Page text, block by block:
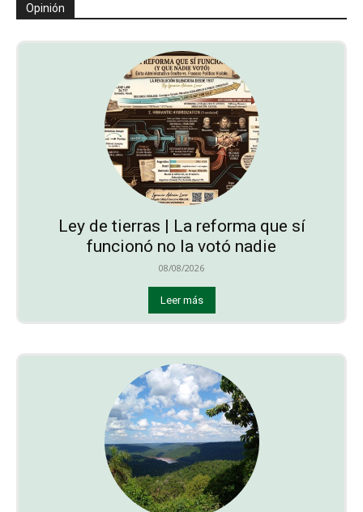
Opinión
Ley de tierras | La reforma que sí
funcionó no la votó nadie
08/08/2026
Leer más